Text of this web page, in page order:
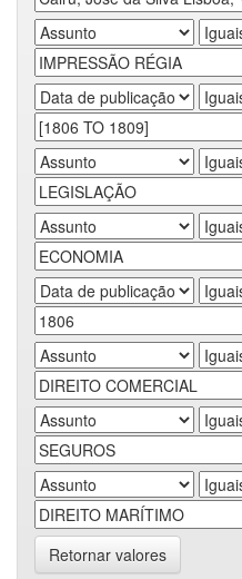
Retornar valores